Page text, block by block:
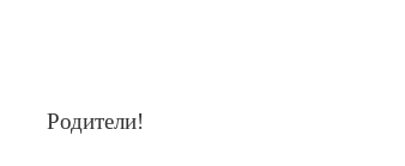
Родители!